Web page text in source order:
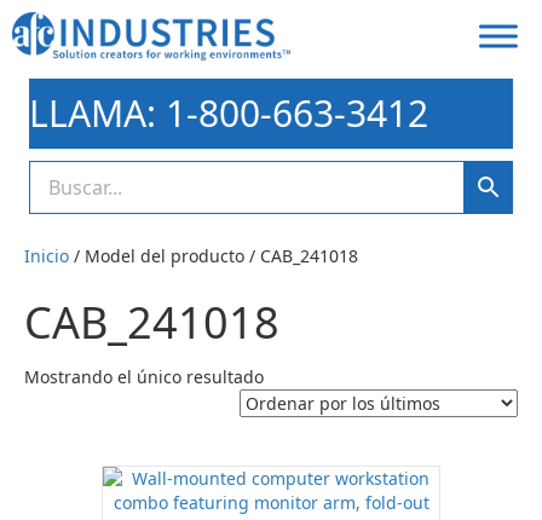
LLAMA: 1-800-663-3412
Inicio / Model del producto / CAB_241018
CAB_241018
Mostrando el único resultado